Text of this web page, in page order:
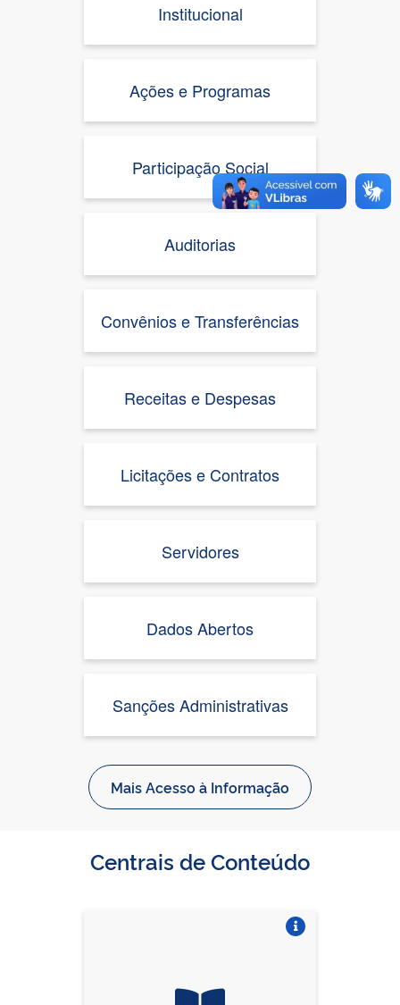
Institucional
Ações e Programas
Participação Social
Auditorias
Convênios e Transferências
Receitas e Despesas
Licitações e Contratos
Servidores
Dados Abertos
Sanções Administrativas
Mais Acesso à Informação
Centrais de Conteúdo